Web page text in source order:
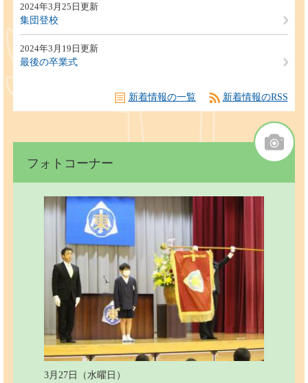
2024年3月25日更新
集団登校
2024年3月19日更新
最後の卒業式
新着情報の一覧 新着情報のRSS
フォトコーナー
3月27日（水曜日）